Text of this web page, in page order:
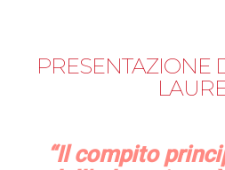
PRESENTAZIONE
“Il compito